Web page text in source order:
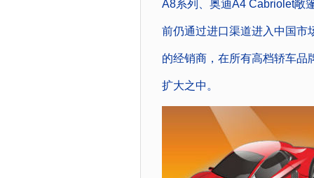
A8系列、奥迪A4 Cabriolet敞
前仍通过进口渠道进入中国市
的经销商，在所有高档轿车品
扩大之中。